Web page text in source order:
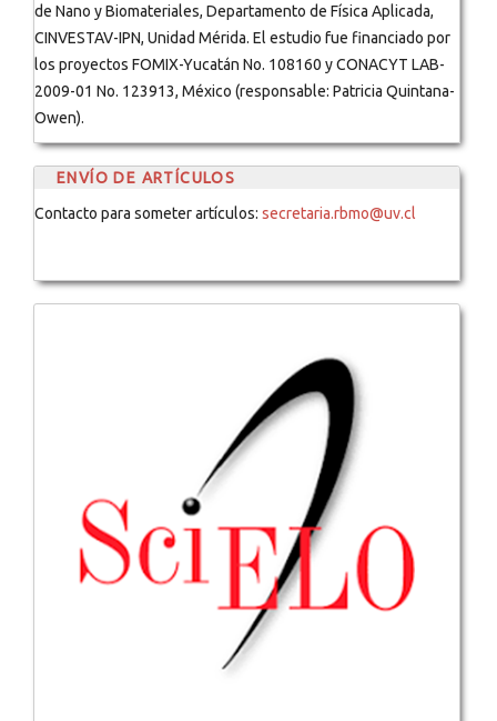
de Nano y Biomateriales, Departamento de Física Aplicada,
CINVESTAV-IPN, Unidad Mérida. El estudio fue financiado por
los proyectos FOMIX-Yucatán No. 108160 y CONACYT LAB-
2009-01 No. 123913, México (responsable: Patricia Quintana-
Owen).
ENVÍO DE ARTÍCULOS
Contacto para someter artículos: secretaria.rbmo@uv.cl